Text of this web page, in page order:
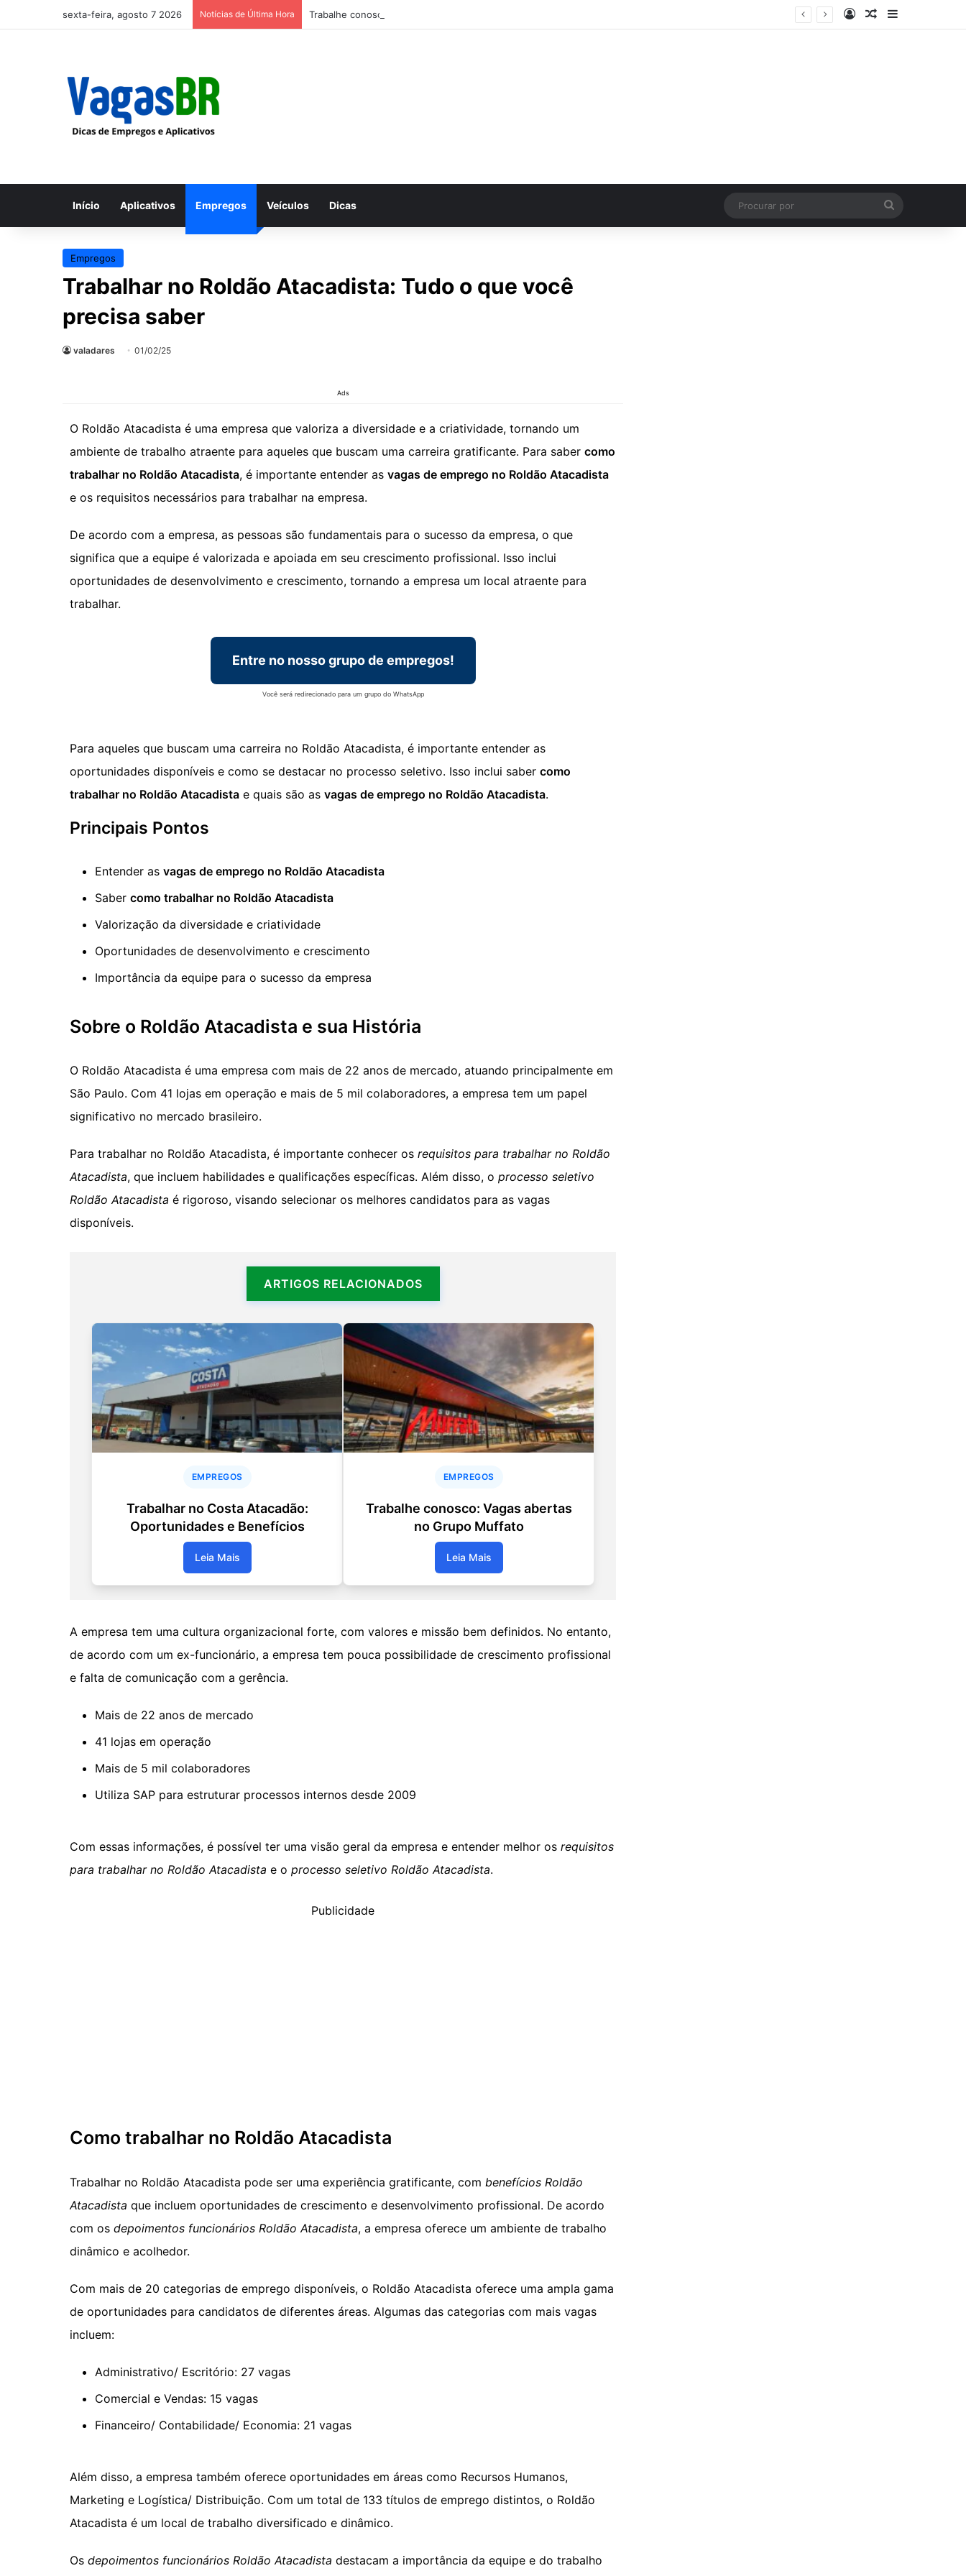
sexta-feira, agosto 7 2026 Notícias de Última Hora Trabalhe conosco: Vagas abertas na Petrobras
Início Aplicativos Empregos Veículos Dicas
Empregos
Trabalhar no Roldão Atacadista: Tudo o que você
precisa saber
valadares 01/02/25
Ads
O Roldão Atacadista é uma empresa que valoriza a diversidade e a criatividade, tornando um
ambiente de trabalho atraente para aqueles que buscam uma carreira gratificante. Para saber como
trabalhar no Roldão Atacadista, é importante entender as vagas de emprego no Roldão Atacadista
e os requisitos necessários para trabalhar na empresa.
De acordo com a empresa, as pessoas são fundamentais para o sucesso da empresa, o que
significa que a equipe é valorizada e apoiada em seu crescimento profissional. Isso inclui
oportunidades de desenvolvimento e crescimento, tornando a empresa um local atraente para
trabalhar.
Entre no nosso grupo de empregos!
Você será redirecionado para um grupo do WhatsApp
Para aqueles que buscam uma carreira no Roldão Atacadista, é importante entender as
oportunidades disponíveis e como se destacar no processo seletivo. Isso inclui saber como
trabalhar no Roldão Atacadista e quais são as vagas de emprego no Roldão Atacadista.
Principais Pontos
Entender as vagas de emprego no Roldão Atacadista
Saber como trabalhar no Roldão Atacadista
Valorização da diversidade e criatividade
Oportunidades de desenvolvimento e crescimento
Importância da equipe para o sucesso da empresa
Sobre o Roldão Atacadista e sua História
O Roldão Atacadista é uma empresa com mais de 22 anos de mercado, atuando principalmente em
São Paulo. Com 41 lojas em operação e mais de 5 mil colaboradores, a empresa tem um papel
significativo no mercado brasileiro.
Para trabalhar no Roldão Atacadista, é importante conhecer os requisitos para trabalhar no Roldão
Atacadista, que incluem habilidades e qualificações específicas. Além disso, o processo seletivo
Roldão Atacadista é rigoroso, visando selecionar os melhores candidatos para as vagas
disponíveis.
ARTIGOS RELACIONADOS
EMPREGOS
Trabalhar no Costa Atacadão:
Oportunidades e Benefícios
Leia Mais
EMPREGOS
Trabalhe conosco: Vagas abertas
no Grupo Muffato
Leia Mais
A empresa tem uma cultura organizacional forte, com valores e missão bem definidos. No entanto,
de acordo com um ex-funcionário, a empresa tem pouca possibilidade de crescimento profissional
e falta de comunicação com a gerência.
Mais de 22 anos de mercado
41 lojas em operação
Mais de 5 mil colaboradores
Utiliza SAP para estruturar processos internos desde 2009
Com essas informações, é possível ter uma visão geral da empresa e entender melhor os requisitos
para trabalhar no Roldão Atacadista e o processo seletivo Roldão Atacadista.
Publicidade
Como trabalhar no Roldão Atacadista
Trabalhar no Roldão Atacadista pode ser uma experiência gratificante, com benefícios Roldão
Atacadista que incluem oportunidades de crescimento e desenvolvimento profissional. De acordo
com os depoimentos funcionários Roldão Atacadista, a empresa oferece um ambiente de trabalho
dinâmico e acolhedor.
Com mais de 20 categorias de emprego disponíveis, o Roldão Atacadista oferece uma ampla gama
de oportunidades para candidatos de diferentes áreas. Algumas das categorias com mais vagas
incluem:
Administrativo/ Escritório: 27 vagas
Comercial e Vendas: 15 vagas
Financeiro/ Contabilidade/ Economia: 21 vagas
Além disso, a empresa também oferece oportunidades em áreas como Recursos Humanos,
Marketing e Logística/ Distribuição. Com um total de 133 títulos de emprego distintos, o Roldão
Atacadista é um local de trabalho diversificado e dinâmico.
Os depoimentos funcionários Roldão Atacadista destacam a importância da equipe e do trabalho